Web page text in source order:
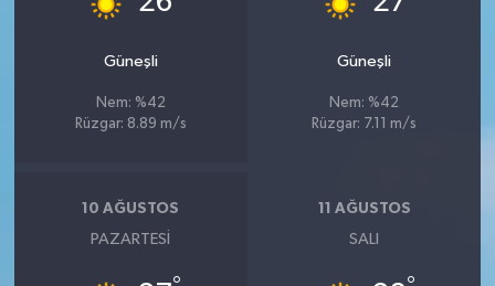
Güneşli
Nem: %42
Rüzgar: 8.89 m/s
Güneşli
Nem: %42
Rüzgar: 7.11 m/s
10 AĞUSTOS
PAZARTESI
11 AĞUSTOS
SALI